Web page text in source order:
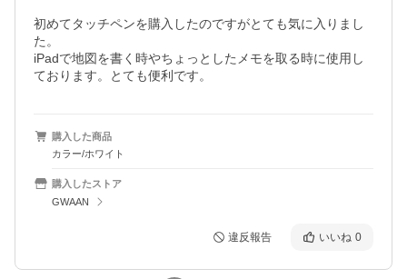
初めてタッチペンを購入したのですがとても気に入りまし
た。
iPadで地図を書く時やちょっとしたメモを取る時に使用し
ております。とても便利です。
購入した商品
カラー/ホワイト
購入したストア
GWAAN
違反報告 いいね 0